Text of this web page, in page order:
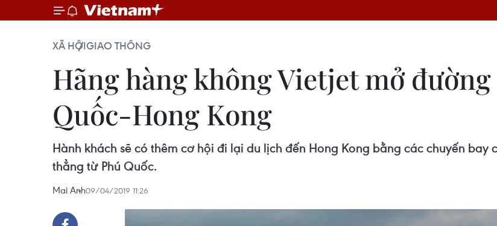
XÃ HỘIGIAO THÔNG
Hãng hàng không Vietjet mở
Quốc-Hong Kong
Hành khách sẽ có thêm cơ hội đi lại du lịch đến Hong Kong bằng các chuyến
thẳng từ Phú Quốc.
Mai Anh09/04/2019 11:26